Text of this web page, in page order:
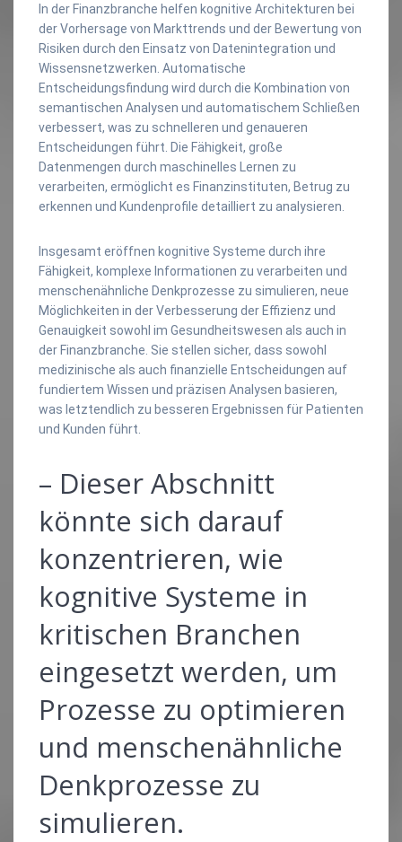
In der Finanzbranche helfen kognitive Architekturen bei
der Vorhersage von Markttrends und der Bewertung von
Risiken durch den Einsatz von Datenintegration und
Wissensnetzwerken. Automatische
Entscheidungsfindung wird durch die Kombination von
semantischen Analysen und automatischem Schließen
verbessert, was zu schnelleren und genaueren
Entscheidungen führt. Die Fähigkeit, große
Datenmengen durch maschinelles Lernen zu
verarbeiten, ermöglicht es Finanzinstituten, Betrug zu
erkennen und Kundenprofile detailliert zu analysieren.
Insgesamt eröffnen kognitive Systeme durch ihre
Fähigkeit, komplexe Informationen zu verarbeiten und
menschenähnliche Denkprozesse zu simulieren, neue
Möglichkeiten in der Verbesserung der Effizienz und
Genauigkeit sowohl im Gesundheitswesen als auch in
der Finanzbranche. Sie stellen sicher, dass sowohl
medizinische als auch finanzielle Entscheidungen auf
fundiertem Wissen und präzisen Analysen basieren,
was letztendlich zu besseren Ergebnissen für Patienten
und Kunden führt.
– Dieser Abschnitt
könnte sich darauf
konzentrieren, wie
kognitive Systeme in
kritischen Branchen
eingesetzt werden, um
Prozesse zu optimieren
und menschenähnliche
Denkprozesse zu
simulieren.